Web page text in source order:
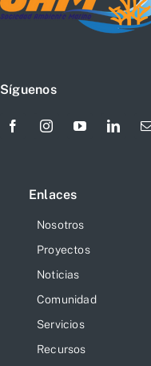
Síguenos
Enlaces
Nosotros
Proyectos
Noticias
Comunidad
Servicios
Recursos